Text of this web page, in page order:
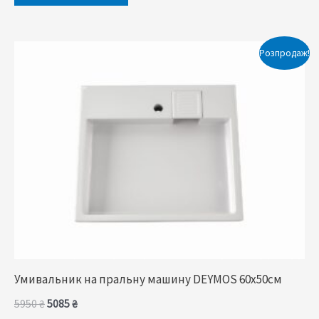
Розпродаж!
Умивальник на пральну машину DEYMOS 60x50cм
5950₴5085₴